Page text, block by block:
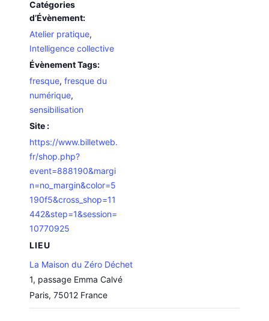
Catégories
d’Évènement:
Atelier pratique,
Intelligence collective
Évènement Tags:
fresque,fresque du
numérique,
sensibilisation
Site :
https://www.billetweb.
fr/shop.php?
event=888190&margi
n=no_margin&color=5
190f5&cross_shop=11
442&step=1&session=
10770925
LIEU
La Maison du Zéro Déchet
1, passage Emma Calvé
Paris, 75012 France